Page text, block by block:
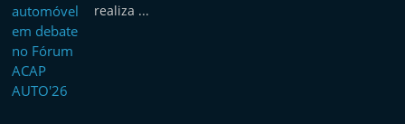
realiza ...